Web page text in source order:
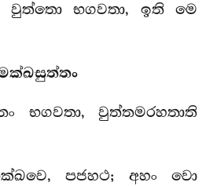
වුත්තො භගවතා, ඉති මෙ
භගවතා, වුත්තමරහතාති
පජහථ; අහං වො